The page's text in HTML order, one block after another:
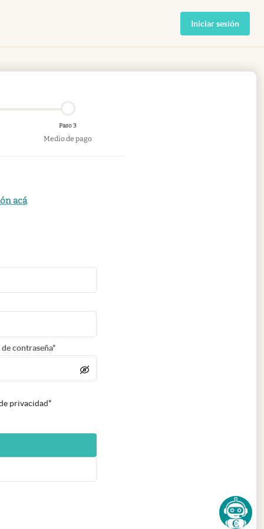
Iniciar sesión
Paso 3
Medio de pago
acá
contraseña*
privacidad*